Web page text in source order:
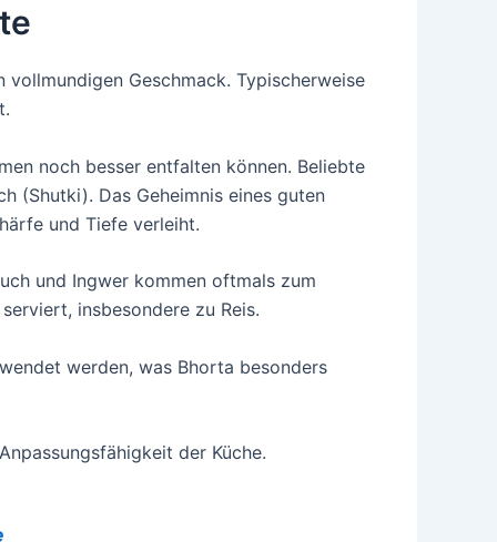
Geschmack. Typischerweise
noch besser entfalten können. Beliebte
(Shutki). Das Geheimnis eines guten
und Tiefe verleiht.
und Ingwer kommen oftmals zum
insbesondere zu Reis.
werden, was Bhorta besonders
der Küche.